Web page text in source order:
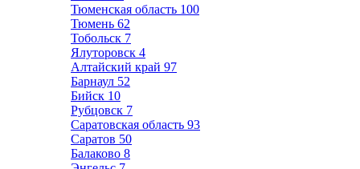
Тюменская область 100
Тюмень 62
Тобольск 7
Ялуторовск 4
Алтайский край 97
Барнаул 52
Бийск 10
Рубцовск 7
Саратовская область 93
Саратов 50
Балаково 8